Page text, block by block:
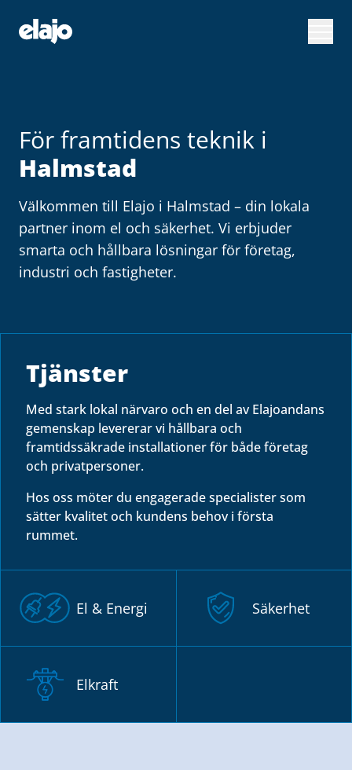
huvudinnehållet
För framtidens teknik i
Halmstad
Välkommen till Elajo i Halmstad – din lokala
partner inom el och säkerhet. Vi erbjuder
smarta och hållbara lösningar för företag,
industri och fastigheter.
Tjänster
Med stark lokal närvaro och en del av Elajoandans
gemenskap levererar vi hållbara och
framtidssäkrade installationer för både företag
och privatpersoner.
Hos oss möter du engagerade specialister som
sätter kvalitet och kundens behov i första
rummet.
El & Energi Säkerhet
Elkraft